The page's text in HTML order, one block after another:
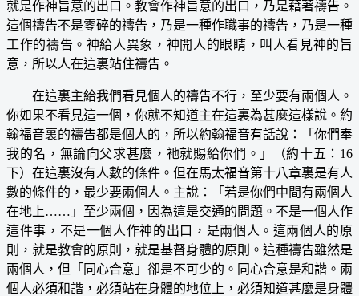
就是作神旨意的出口。教會作神旨意的出口，乃是藉著禱告。
這個禱告不是零碎的禱告，乃是一種作職事的禱告，乃是一種
工作的禱告。神給人異象，神開人的眼睛，叫人看見神的旨
意，所以人在這裏站住禱告。
在這裏主給我們看見個人的禱告不行，至少要有兩個人。
你如果不看見這一個，你就不知道主在這裏為甚麼這樣說。約
翰福音裏的禱告都是個人的，所以約翰福音有話說：「你們奉
我的名，無論向父求甚麼，祂就賜給你們。」（約十五：16
下）在這裏沒有人數的條件。但在馬太福音第十八章裏是有人
數的條件的，最少要兩個人。主說：「若是你們中間有兩個人
在地上……」至少兩個，因為這是交通的問題。不是一個人作
這件事，不是一個人作神的出口，是兩個人。這兩個人的原
則，就是教會的原則，就是基督身體的原則。這種禱告雖然是
兩個人，但「同心合意」卻是不可少的。同心合意是和諧。兩
個人必須和諧，必須站在身體的地位上，必須知道甚麼是身體